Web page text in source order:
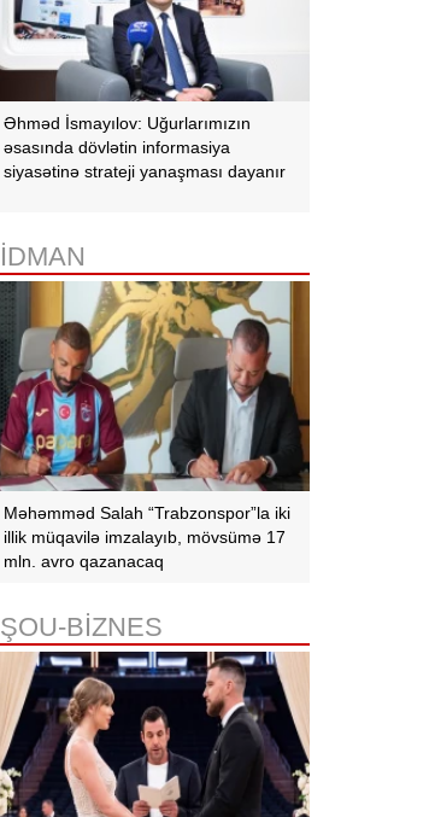
Əhməd İsmayılov: Uğurlarımızın
əsasında dövlətin informasiya
siyasətinə strateji yanaşması dayanır
İDMAN
Məhəmməd Salah “Trabzonspor”la iki
illik müqavilə imzalayıb, mövsümə 17
mln. avro qazanacaq
ŞOU-BİZNES